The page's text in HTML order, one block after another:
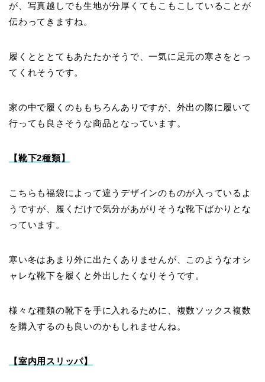
が、写真越しでも生地が分厚くてもこもこしていることが
伝わってきますね。
履くとととてもあたたかそうで、一気に足元の寒さをとっ
てくれそうです。
家の中で履くのももちろんありですが、外出の際に履いて
行っても良さそうな商品となっています。
【靴下2種類】
こちらも福袋によって違うデザインのものが入っているよ
うですが、履くだけで気分があがりそうな靴下ばかりとな
っています。
寒い冬はあまり外に出たくありませんが、このようなオシ
ャレな靴下を履くと外出したくなりそうです。
様々な種類の靴下を手に入れるために、複数ソックス複数
を購入するのも良いのかもしれませんね。
【室内用スリッパ】